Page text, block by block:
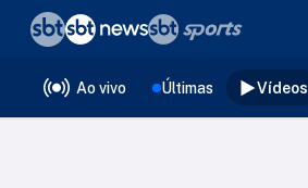
Ao vivo Últimas Vídeos
❮voltar
Editorias